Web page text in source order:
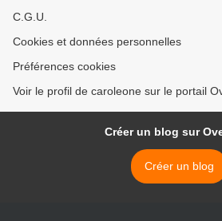
C.G.U.
Cookies et données personnelles
Préférences cookies
Voir le profil de caroleone sur le portail
Créer un blog sur
Créer un blog